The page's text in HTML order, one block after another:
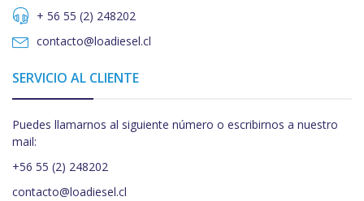
+ 56 55 (2) 248202
contacto@loadiesel.cl
SERVICIO AL CLIENTE
Puedes llamarnos al siguiente número o escribirnos a nuestro
mail:
+56 55 (2) 248202
contacto@loadiesel.cl